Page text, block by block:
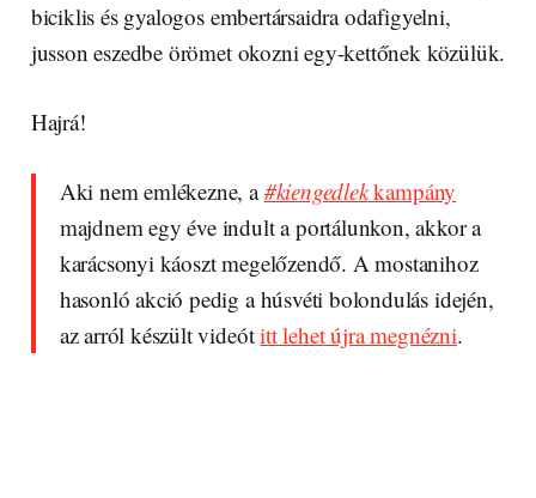
biciklis és gyalogos embertársaidra odafigyelni,
jusson eszedbe örömet okozni egy-kettőnek közülük.
Hajrá!
Aki nem emlékezne, a#kiengedlekkampány
majdnem egy éve indult a portálunkon, akkor a
karácsonyi káoszt megelőzendő. A mostanihoz
hasonló akció pedig a húsvéti bolondulás idején,
az arról készült videótitt lehet újra megnézni.